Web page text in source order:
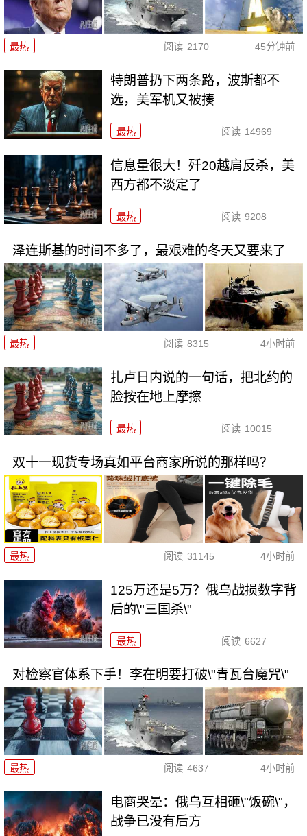
最热 阅读 2170 45分钟前
特朗普扔下两条路，波斯都不
选，美军机又被揍
最热 阅读 14969
信息量很大！歼20越肩反杀，美
西方都不淡定了
最热 阅读 9208
泽连斯基的时间不多了，最艰难的冬天又要来了
最热 阅读 8315 4小时前
扎卢日内说的一句话，把北约的
脸按在地上摩擦
最热 阅读 10015
双十一现货专场真如平台商家所说的那样吗？
最热 阅读 31145 4小时前
125万还是5万？俄乌战损数字背
后的\"三国杀\"
最热 阅读 6627
对检察官体系下手！李在明要打破\"青瓦台魔咒\"
最热 阅读 4637 4小时前
电商哭晕：俄乌互相砸\"饭碗\"，
战争已没有后方